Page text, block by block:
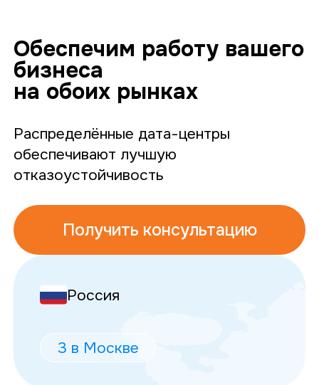
Обеспечим работу вашего
бизнеса
на обоих рынках
Распределённые дата-центры
обеспечивают лучшую
отказоустойчивость
Получить консультацию
Россия
3 в Москве